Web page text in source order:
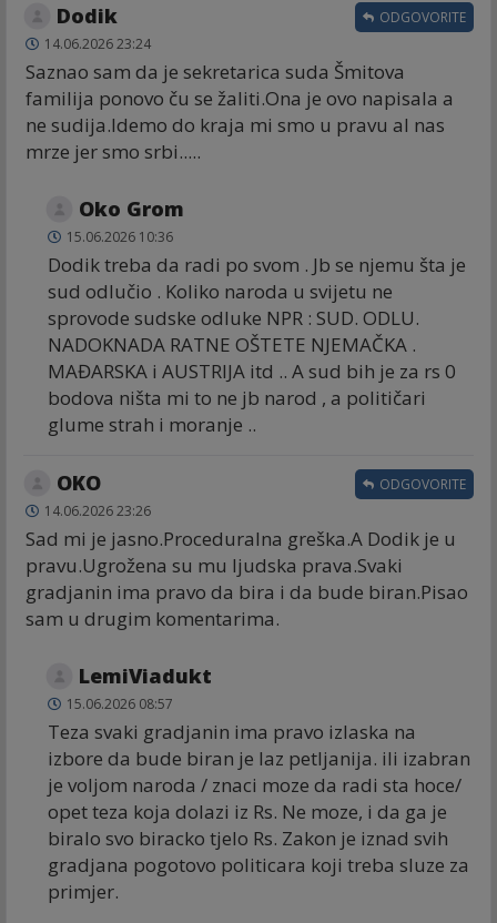
Dodik
14.06.2026 23:24
Saznao sam da je sekretarica suda Šmitova
familija ponovo ču se žaliti.Ona je ovo napisala a
ne sudija.Idemo do kraja mi smo u pravu al nas
mrze jer smo srbi.....
ODGOVORITE
Oko Grom
15.06.2026 10:36
Dodik treba da radi po svom . Jb se njemu šta je
sud odlučio . Koliko naroda u svijetu ne
sprovode sudske odluke NPR : SUD. ODLU.
NADOKNADA RATNE OŠTETE NJEMAČKA .
MAĐARSKA i AUSTRIJA itd .. A sud bih je za rs 0
bodova ništa mi to ne jb narod , a političari
glume strah i moranje ..
OKO
14.06.2026 23:26
Sad mi je jasno.Proceduralna greška.A Dodik je u
pravu.Ugrožena su mu ljudska prava.Svaki
gradjanin ima pravo da bira i da bude biran.Pisao
sam u drugim komentarima.
ODGOVORITE
LemiViadukt
15.06.2026 08:57
Teza svaki gradjanin ima pravo izlaska na
izbore da bude biran je laz petljanija. ili izabran
je voljom naroda / znaci moze da radi sta hoce/
opet teza koja dolazi iz Rs. Ne moze, i da ga je
biralo svo biracko tjelo Rs. Zakon je iznad svih
gradjana pogotovo politicara koji treba sluze za
primjer.